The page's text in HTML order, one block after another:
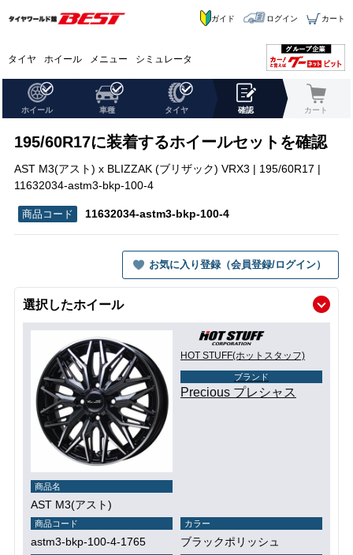
タイヤ ホイール メニュー シミュレータ
ガイド ログイン カート
ホイール 車種 タイヤ 確認 カート
195/60R17に装着するホイールセットを確認
AST M3(アスト) x BLIZZAK (ブリザック) VRX3 | 195/60R17 |
11632034-astm3-bkp-100-4
11632034-astm3-bkp-100-4
お気に入り登録（会員登録/ログイン）
選択したホイール
HOT STUFF(ホットスタッフ)
ブランド
Precious プレシャス
商品名
AST M3(アスト)
商品コード
astm3-bkp-100-4-1765
カラー
ブラックポリッシュ